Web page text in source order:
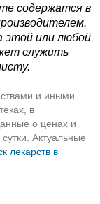
содержатся в
этой или любой
служить
и иными
в
о ценах и
Актуальные
лекарств в